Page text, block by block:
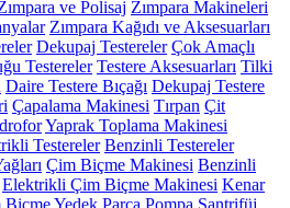
ve Polisaj Zımpara Makineleri
Zımpara Kağıdı ve Aksesuarları
Dekupaj Testereler Çok Amaçlı
Testereler Testere Aksesuarları Tilki
Daire Testere Bıçağı Dekupaj Testere
Çapalama Makinesi Tırpan Çit
Yaprak Toplama Makinesi
Testereler Benzinli Testereler
Çim Biçme Makinesi Benzinli
Elektrikli Çim Biçme Makinesi Kenar
Yedek Parça Pompa Santrifüj